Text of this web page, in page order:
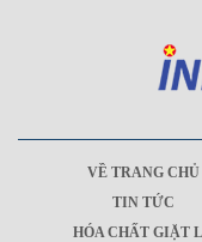
VỀ TRANG CHỦ
TIN TỨC
HÓA CHẤT GIẶT